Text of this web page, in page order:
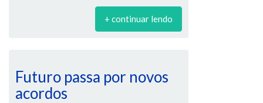
+ continuar lendo
Futuro passa por novos
acordos